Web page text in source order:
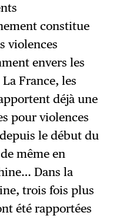
constitue
violences
envers les
La France, les
déjà une
pour violences
le début du
même en
Dans la
trois fois plus
été rapportées